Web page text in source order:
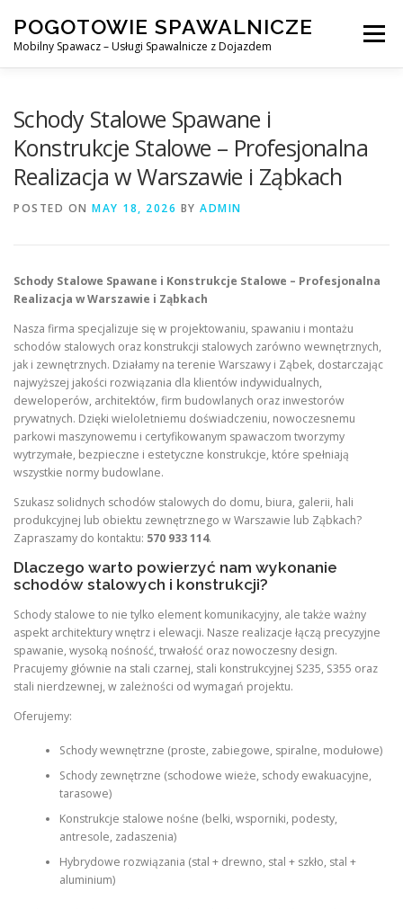
content
POGOTOWIE SPAWALNICZE
Mobilny Spawacz – Usługi Spawalnicze z Dojazdem
Menu
SPAWANIE MIG/MAG (GMAW) NASZE USŁUGI
Schody Stalowe Spawane i
Konstrukcje Stalowe – Profesjonalna
Realizacja w Warszawie i Ząbkach
POSTED ON MAY 18, 2026 BY ADMIN
Schody Stalowe Spawane i Konstrukcje Stalowe – Profesjonalna
Realizacja w Warszawie i Ząbkach
Nasza firma specjalizuje się w projektowaniu, spawaniu i montażu
schodów stalowych oraz konstrukcji stalowych zarówno wewnętrznych,
jak i zewnętrznych. Działamy na terenie Warszawy i Ząbek, dostarczając
najwyższej jakości rozwiązania dla klientów indywidualnych,
deweloperów, architektów, firm budowlanych oraz inwestorów
prywatnych. Dzięki wieloletniemu doświadczeniu, nowoczesnemu
parkowi maszynowemu i certyfikowanym spawaczom tworzymy
wytrzymałe, bezpieczne i estetyczne konstrukcje, które spełniają
wszystkie normy budowlane.
Szukasz solidnych schodów stalowych do domu, biura, galerii, hali
produkcyjnej lub obiektu zewnętrznego w Warszawie lub Ząbkach?
Zapraszamy do kontaktu: 570 933 114.
Dlaczego warto powierzyć nam wykonanie
schodów stalowych i konstrukcji?
Schody stalowe to nie tylko element komunikacyjny, ale także ważny
aspekt architektury wnętrz i elewacji. Nasze realizacje łączą precyzyjne
spawanie, wysoką nośność, trwałość oraz nowoczesny design.
Pracujemy głównie na stali czarnej, stali konstrukcyjnej S235, S355 oraz
stali nierdzewnej, w zależności od wymagań projektu.
Oferujemy:
Schody wewnętrzne (proste, zabiegowe, spiralne, modułowe)
Schody zewnętrzne (schodowe wieże, schody ewakuacyjne,
tarasowe)
Konstrukcje stalowe nośne (belki, wsporniki, podesty,
antresole, zadaszenia)
Hybrydowe rozwiązania (stal + drewno, stal + szkło, stal +
aluminium)